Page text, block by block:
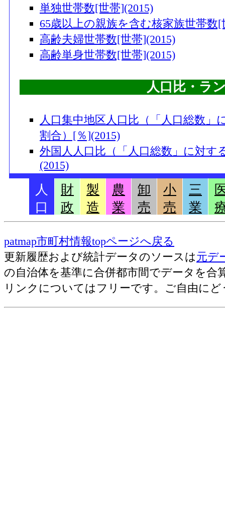
単独世帯数[世帯](2015)
65歳以上の親族を含む核家族世帯数[
高齢夫婦世帯数[世帯](2015)
高齢単身世帯数[世帯](2015)
人口比・ラ
人口集中地区人口比（「人口総数」
割合）[％](2015)
外国人人口比（「人口総数」に対す
(2015)
15～64歳人口比（「人口総数」に
合）[％](2015)
昼間人口比（「人口総数」に対する
(2015)
15歳未満人口比（「人口総数」に対
(2015)
一般世帯数比（「総世帯数」に対す
人
口
財
政
製
造
農
業
卸
売
小
売
三
業
patmap市町村情報topページへ戻る
更新履歴および統計データのソースは元デ
の自治体を基準に合併都市間でデータを合
リンクについてはフリーです。ご自由にど